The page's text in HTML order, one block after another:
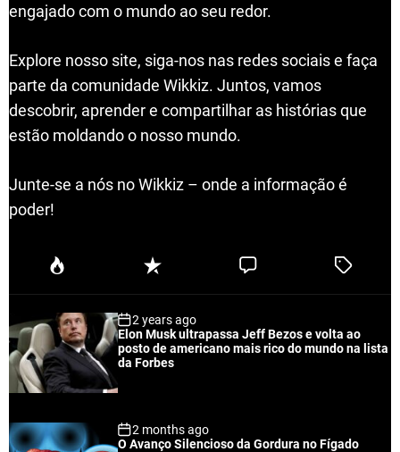
engajado com o mundo ao seu redor.
Explore nosso site, siga-nos nas redes sociais e faça
parte da comunidade Wikkiz. Juntos, vamos
descobrir, aprender e compartilhar as histórias que
estão moldando o nosso mundo.
Junte-se a nós no Wikkiz – onde a informação é
poder!
P
u
a
r
R
e
n
t
C
e
T
e
2 years ago
Elon Musk ultrapassa Jeff Bezos e volta ao
posto de americano mais rico do mundo na lista
da Forbes
2 months ago
O Avanço Silencioso da Gordura no Fígado